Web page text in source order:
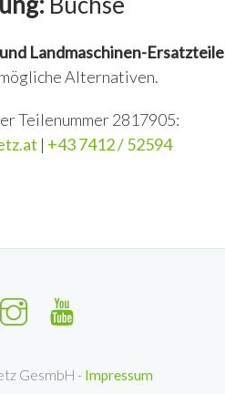
Landmaschinen-Ersatzteile
Alternativen.
Teilenummer 2817905:
| +43 7412 / 52594
GesmbH - Impressum